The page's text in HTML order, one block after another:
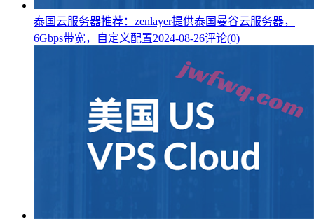
泰国云服务器推荐：zenlayer提供泰国曼谷云服务器，
6Gbps带宽，自定义配置2024-08-26评论(0)